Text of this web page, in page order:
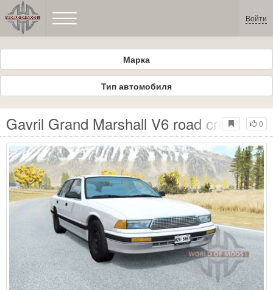
Войти
Марка
Тип автомобиля
0
Gavril Grand Marshall V6 road cruiser